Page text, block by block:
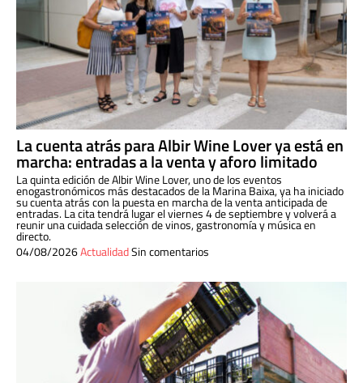
La cuenta atrás para Albir Wine Lover ya está en
marcha: entradas a la venta y aforo limitado
La quinta edición de Albir Wine Lover, uno de los eventos
enogastronómicos más destacados de la Marina Baixa, ya ha iniciado
su cuenta atrás con la puesta en marcha de la venta anticipada de
entradas. La cita tendrá lugar el viernes 4 de septiembre y volverá a
reunir una cuidada selección de vinos, gastronomía y música en
directo.
04/08/2026ActualidadSin comentarios